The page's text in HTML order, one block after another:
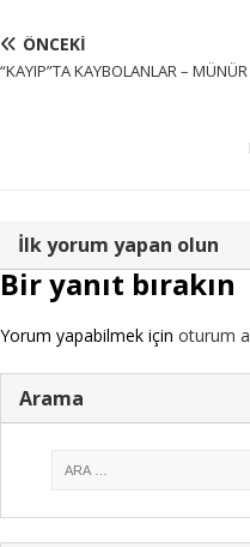
ÖNCEKI
“KAYIP”TA KAYBOLANLAR –
İlk yorum yapan olun
Bir yanıt bırakın
Yorum yapabilmek için oturum
Arama